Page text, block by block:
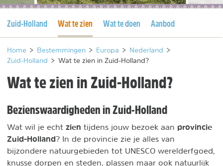
Nieuwsbrief Uitgelicht
Huidige pagina
Zuid-Holland Huidige pagina
Wat te zien Wat te doen Aanbod
Home > Bestemmingen > Europa > Nederland
>
Zuid-Holland
> Wat te zien in Zuid-Holland?
Wat te zien in Zuid-Holland?
Bezienswaardigheden in Zuid-Holland
Wat wil je echt zien tijdens jouw bezoek aan provincie
Zuid-Holland? In de provincie zie je alles van
bijzondere natuurgebieden tot UNESCO werelderfgoed,
knusse dorpen en steden, plassen maar ook natuurlijk